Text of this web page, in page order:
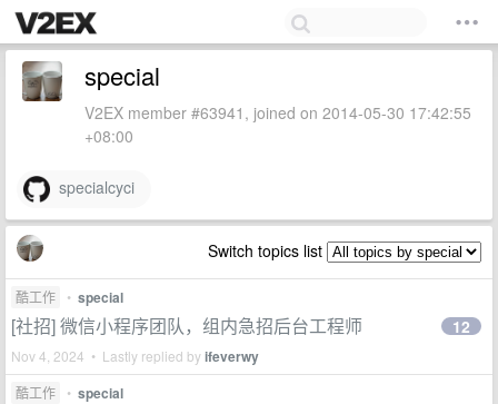
special
V2EX member #63941, joined on 2014-05-30 17:42:55
+08:00
specialcyci
Switch topics list
酷工作 • special
[社招] 微信小程序团队，组内急招后台工程师
Nov 4, 2024 • Lastly replied byifeverwy
12
酷工作 • special